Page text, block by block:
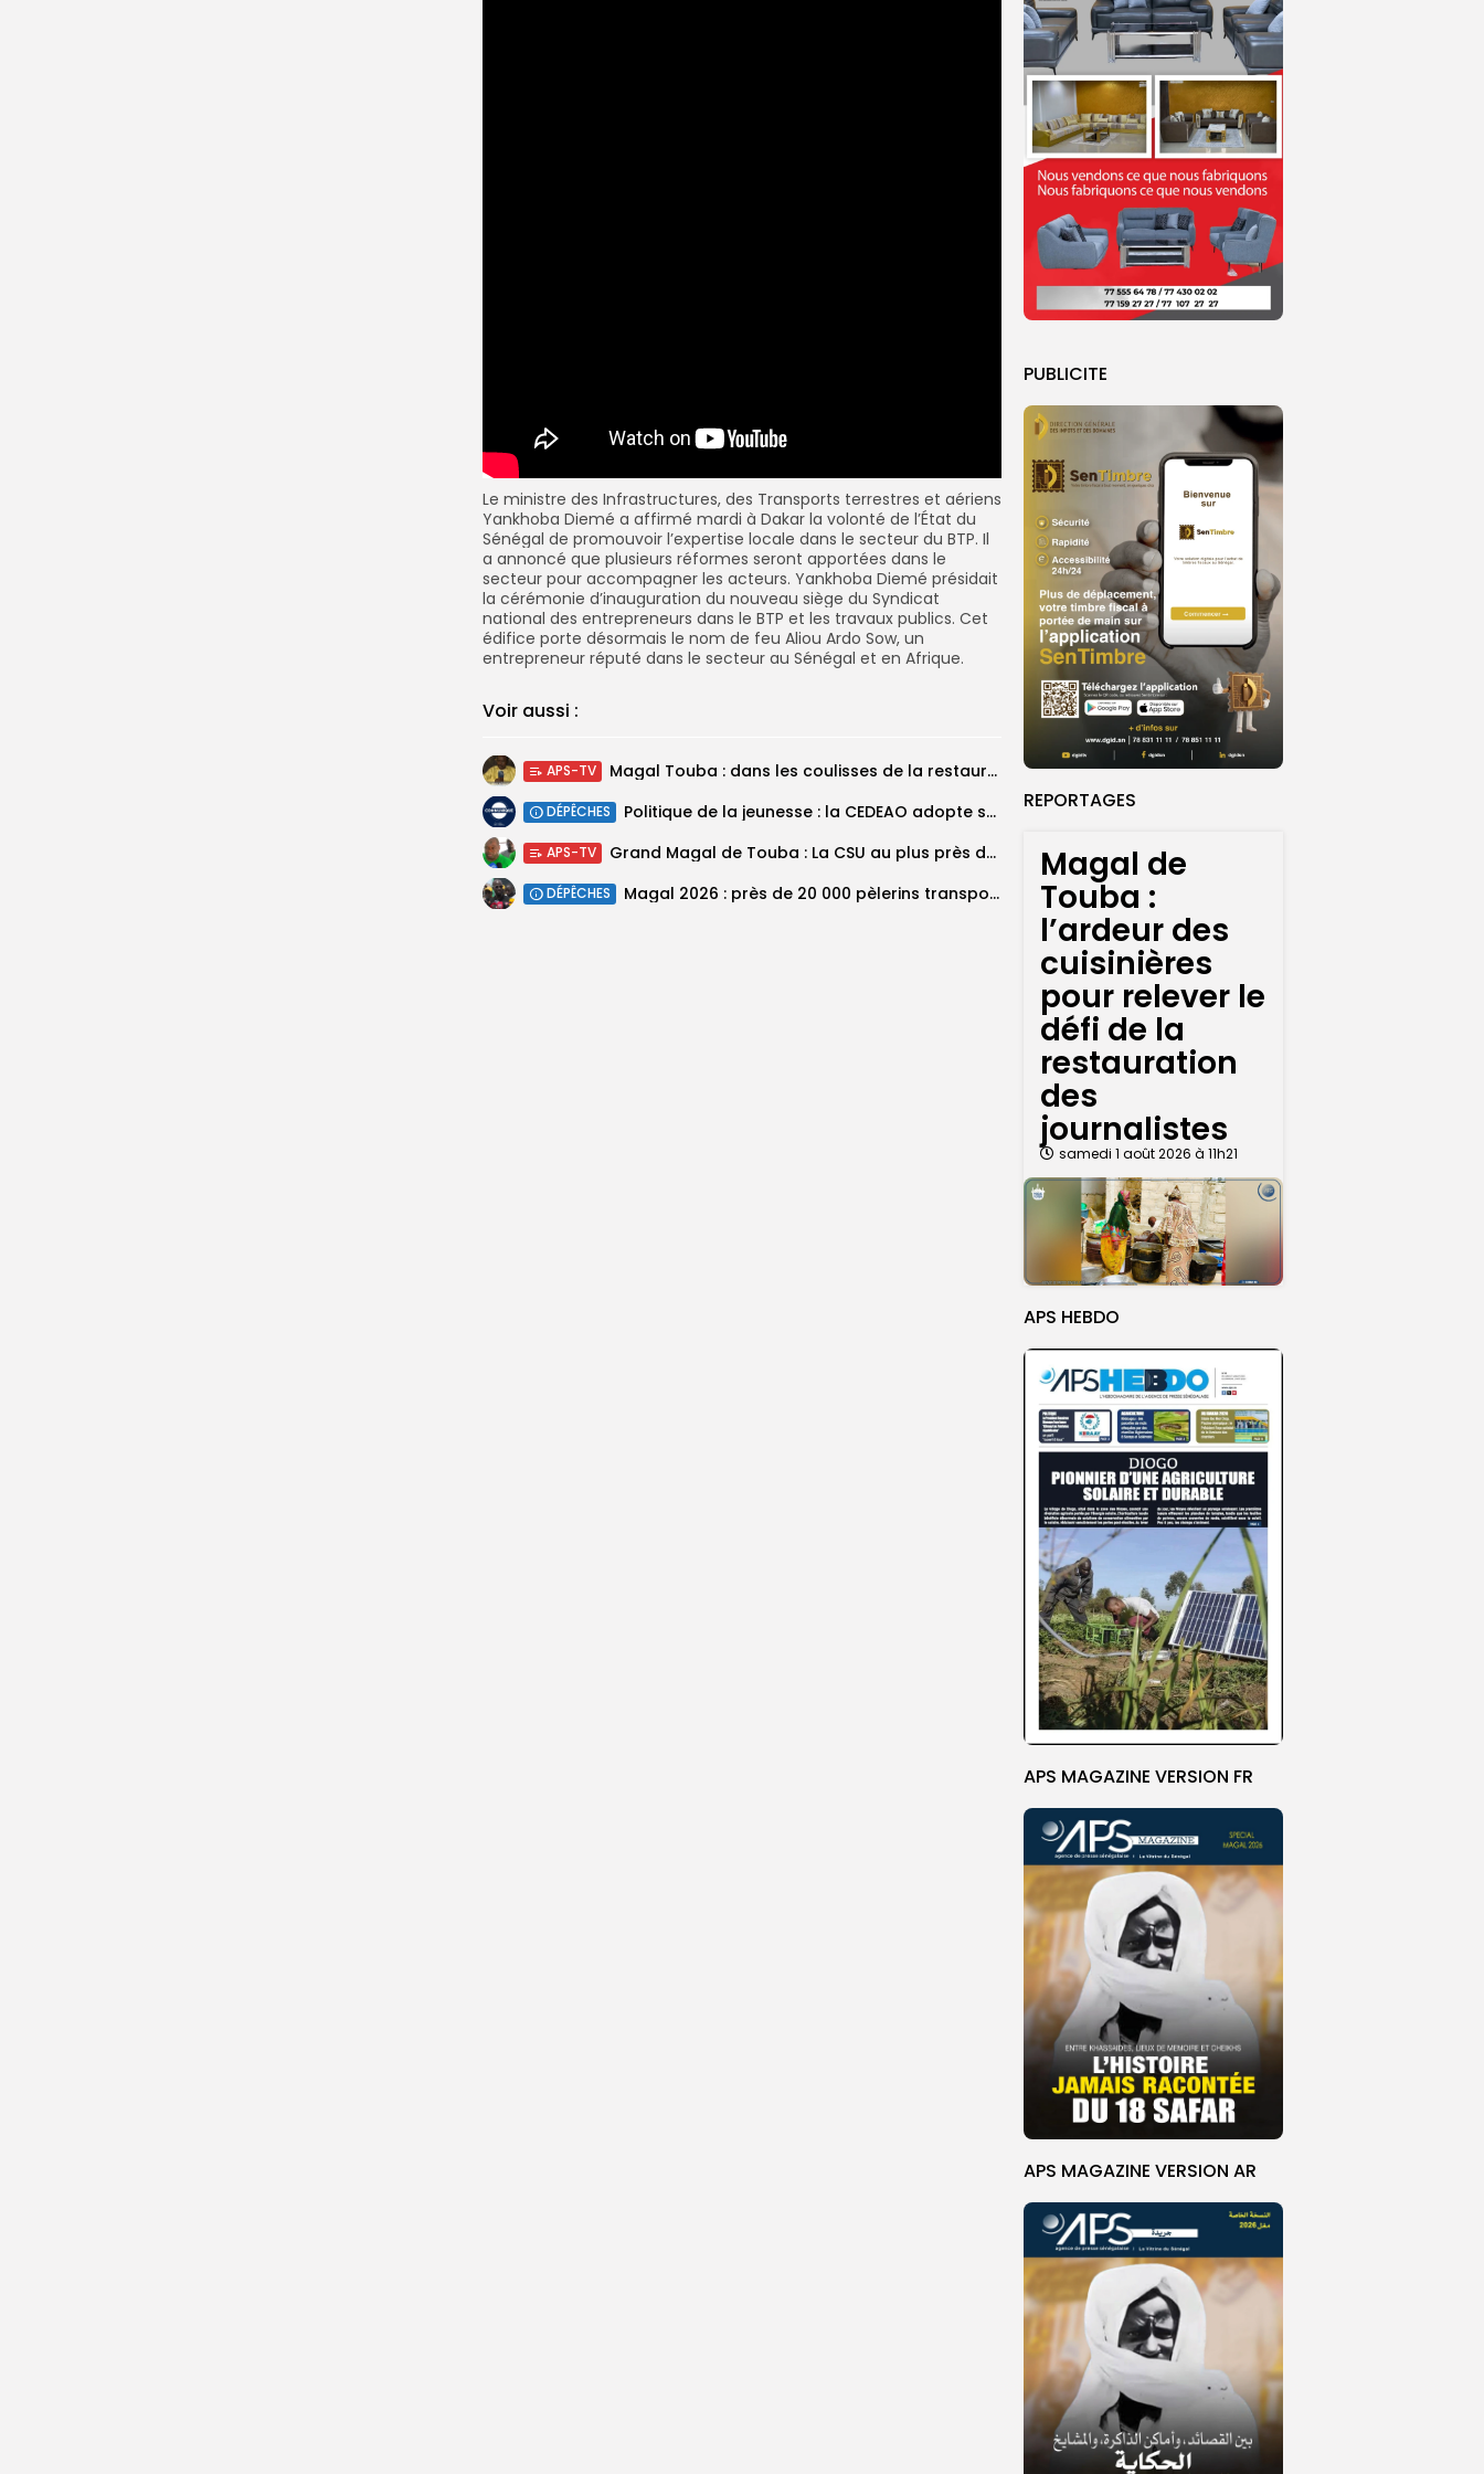
PUBLICITE
REPORTAGES
Magal de
Touba :
l’ardeur des
cuisinières
pour relever le
défi de la
restauration
des
journalistes
samedi 1 août 2026 à 11h21
APS HEBDO
APS MAGAZINE VERSION FR
APS MAGAZINE VERSION AR
Le ministre des Infrastructures, des Transports terrestres et aériens
Yankhoba Diemé a affirmé mardi à Dakar la volonté de l’État du
Sénégal de promouvoir l’expertise locale dans le secteur du BTP. Il
a annoncé que plusieurs réformes seront apportées dans le
secteur pour accompagner les acteurs. Yankhoba Diemé présidait
la cérémonie d’inauguration du nouveau siège du Syndicat
national des entrepreneurs dans le BTP et les travaux publics. Cet
édifice porte désormais le nom de feu Aliou Ardo Sow, un
entrepreneur réputé dans le secteur au Sénégal et en Afrique.
Voir aussi :
APS-TV Magal Touba : dans les coulisses de la restauration de la presse...
DÉPÊCHES Politique de la jeunesse : la CEDEAO adopte son plan d’actions stratégiques...
APS-TV Grand Magal de Touba : La CSU au plus près des pèlerins
DÉPÊCHES Magal 2026 : près de 20 000 pèlerins transportés vers Touba en...